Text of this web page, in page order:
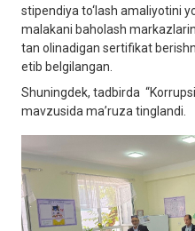
stipendiya to‘lash amaliyotini
malakani baholash
tan olinadigan sertifikat
etib belgilangan.
Shuningdek, tadbirda
mavzusida ma’ruza tinglandi.